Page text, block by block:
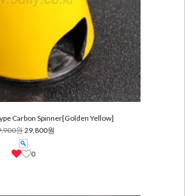
Carbon Spinner[Golden Yellow]
원29,800원
0